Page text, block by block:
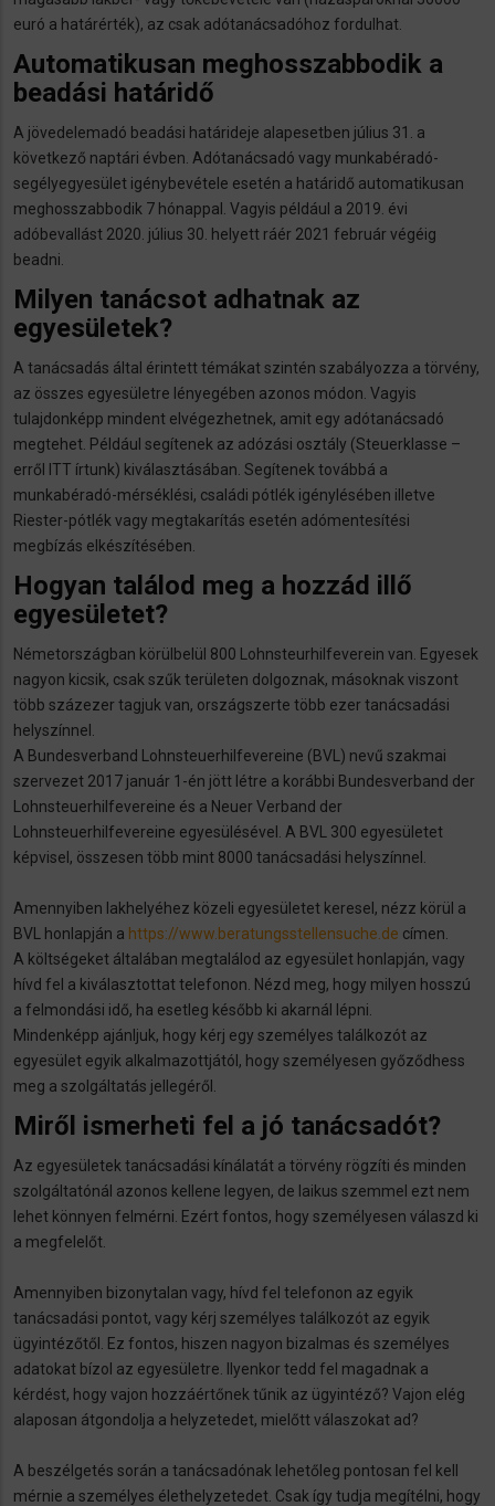
euró a határérték), az csak adótanácsadóhoz fordulhat.
Automatikusan meghosszabbodik a
beadási határidő
A jövedelemadó beadási határideje alapesetben július 31. a
következő naptári évben. Adótanácsadó vagy munkabéradó-
segélyegyesület igénybevétele esetén a határidő automatikusan
meghosszabbodik 7 hónappal. Vagyis például a 2019. évi
adóbevallást 2020. július 30. helyett ráér 2021 február végéig
beadni.
Milyen tanácsot adhatnak az
egyesületek?
A tanácsadás által érintett témákat szintén szabályozza a törvény,
az összes egyesületre lényegében azonos módon. Vagyis
tulajdonképp mindent elvégezhetnek, amit egy adótanácsadó
megtehet. Például segítenek az adózási osztály (Steuerklasse –
erről ITT írtunk) kiválasztásában. Segítenek továbbá a
munkabéradó-mérséklési, családi pótlék igénylésében illetve
Riester-pótlék vagy megtakarítás esetén adómentesítési
megbízás elkészítésében.
Hogyan találod meg a hozzád illő
egyesületet?
Németországban körülbelül 800 Lohnsteurhilfeverein van. Egyesek
nagyon kicsik, csak szűk területen dolgoznak, másoknak viszont
több százezer tagjuk van, országszerte több ezer tanácsadási
helyszínnel.
A Bundesverband Lohnsteuerhilfevereine (BVL) nevű szakmai
szervezet 2017 január 1-én jött létre a korábbi Bundesverband der
Lohnsteuerhilfevereine és a Neuer Verband der
Lohnsteuerhilfevereine egyesülésével. A BVL 300 egyesületet
képvisel, összesen több mint 8000 tanácsadási helyszínnel.
Amennyiben lakhelyéhez közeli egyesületet keresel, nézz körül a
BVL honlapján a https://www.beratungsstellensuche.de címen.
A költségeket általában megtalálod az egyesület honlapján, vagy
hívd fel a kiválasztottat telefonon. Nézd meg, hogy milyen hosszú
a felmondási idő, ha esetleg később ki akarnál lépni.
Mindenképp ajánljuk, hogy kérj egy személyes találkozót az
egyesület egyik alkalmazottjától, hogy személyesen győződhess
meg a szolgáltatás jellegéről.
Miről ismerheti fel a jó tanácsadót?
Az egyesületek tanácsadási kínálatát a törvény rögzíti és minden
szolgáltatónál azonos kellene legyen, de laikus szemmel ezt nem
lehet könnyen felmérni. Ezért fontos, hogy személyesen válaszd ki
a megfelelőt.
Amennyiben bizonytalan vagy, hívd fel telefonon az egyik
tanácsadási pontot, vagy kérj személyes találkozót az egyik
ügyintézőtől. Ez fontos, hiszen nagyon bizalmas és személyes
adatokat bízol az egyesületre. Ilyenkor tedd fel magadnak a
kérdést, hogy vajon hozzáértőnek tűnik az ügyintéző? Vajon elég
alaposan átgondolja a helyzetedet, mielőtt válaszokat ad?
A beszélgetés során a tanácsadónak lehetőleg pontosan fel kell
mérnie a személyes élethelyzetedet. Csak így tudja megítélni, hogy